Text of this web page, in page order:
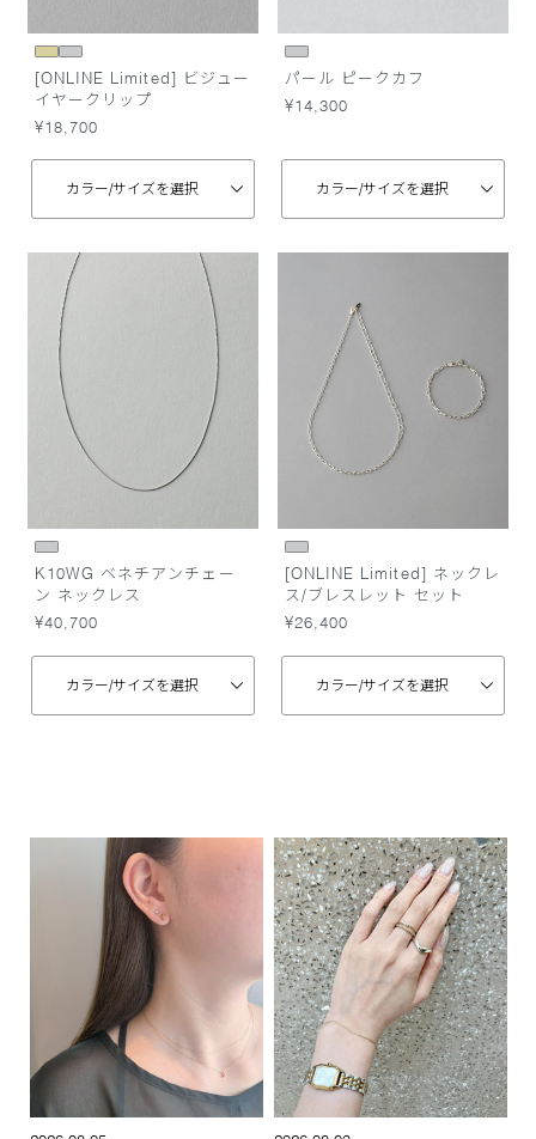
[ONLINE Limited] ビジュー
イヤークリップ
¥18,700
カラー/サイズを選択
パール ピークカフ
¥14,300
カラー/サイズを選択
K10WG ベネチアンチェー
ン ネックレス
¥40,700
カラー/サイズを選択
[ONLINE Limited] ネックレ
ス/ブレスレット セット
¥26,400
カラー/サイズを選択